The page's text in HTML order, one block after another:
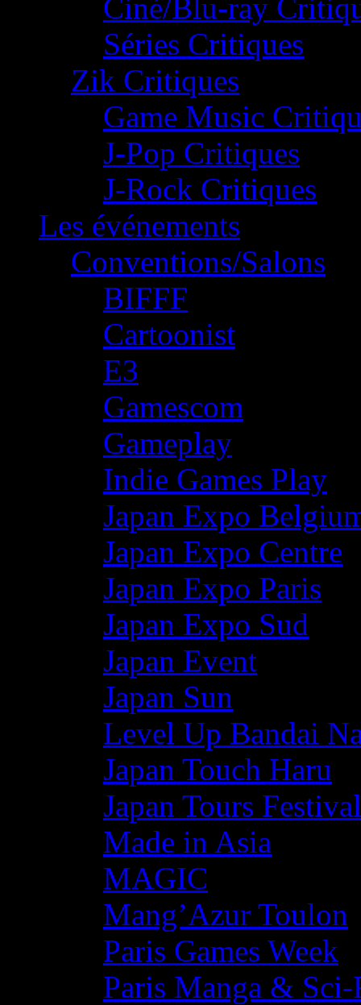
Ciné/Blu-ray
Séries Critiques
Zik Critiques
Game Music
J-Pop Critiques
J-Rock Critiques
Les événements
Conventions/Salons
BIFFF
Cartoonist
E3
Gamescom
Gameplay
Indie Games Play
Japan Expo
Japan Expo Centre
Japan Expo Paris
Japan Expo Sud
Japan Event
Japan Sun
Level Up Bandai
Japan Touch Haru
Japan Tours Festival
Made in Asia
MAGIC
Mang’Azur Toulon
Paris Games Week
Paris Manga &